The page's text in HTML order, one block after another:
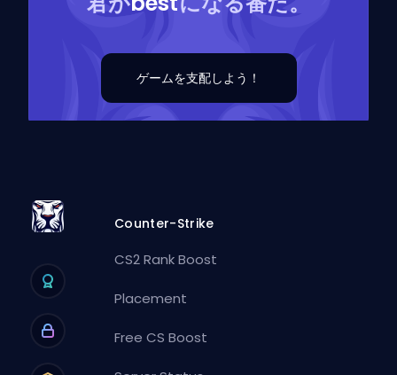
ゲームを支配しよう！
Counter-Strike
CS2 Rank Boost
Placement
Free CS Boost